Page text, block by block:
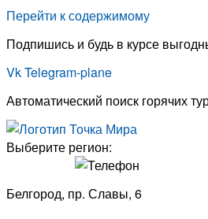
Перейти к содержимому
Подпишись и будь в курсе
VkTelegram-plane
Автоматический поиск горячих
Выберите регион:
Белгород, пр. Славы, 6